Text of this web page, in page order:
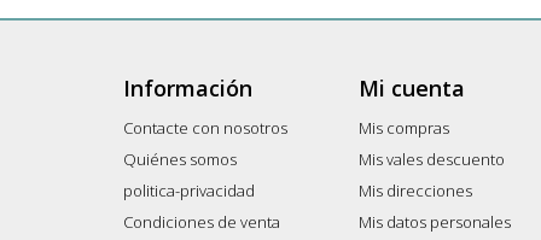
Información
Contacte con nosotros
Quiénes somos
politica-privacidad
Condiciones de venta
Mi cuenta
Mis compras
Mis vales descuento
Mis direcciones
Mis datos personales